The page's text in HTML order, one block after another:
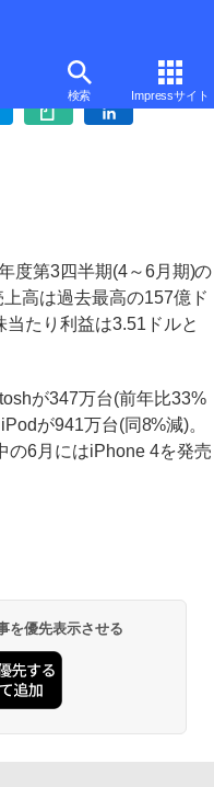
検索 Impressサイト
億ドルで過去最高
度第3四半期(4～6月期)の
高は過去最高の157億ド
たり利益は3.51ドルと
が347万台(前年比33%
が941万台(同8%減)。
の6月にはiPhone 4を発売
を優先表示させる